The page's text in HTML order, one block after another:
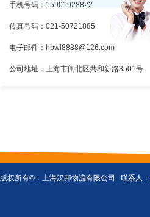
手机号码：15901928822
传真号码：021-50721885
电子邮件：hbwl8888@126.com
公司地址：上海市闸北区共和新路3501号
版权所有©： 上海汉邦物流有限公司 联系人